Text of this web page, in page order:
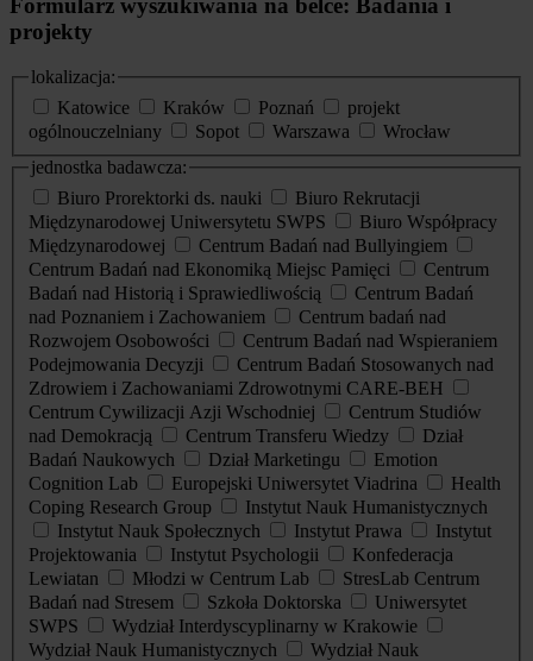
Formularz wyszukiwania na belce: Badania i
projekty
lokalizacja:
Katowice
Kraków Poznań
projekt
ogólnouczelniany
Sopot Warszawa
Wrocław
jednostka badawcza:
Biuro Prorektorki ds. nauki
Biuro Rekrutacji
Międzynarodowej Uniwersytetu SWPS
Biuro Współpracy
Międzynarodowej
Centrum Badań nad Bullyingiem
Centrum Badań nad Ekonomiką Miejsc Pamięci
Centrum
Badań nad Historią i Sprawiedliwością
Centrum Badań
nad Poznaniem i Zachowaniem
Centrum badań nad
Rozwojem Osobowości
Centrum Badań nad Wspieraniem
Podejmowania Decyzji
Centrum Badań Stosowanych nad
Zdrowiem i Zachowaniami Zdrowotnymi CARE-BEH
Centrum Cywilizacji Azji Wschodniej
Centrum Studiów
nad Demokracją
Centrum Transferu Wiedzy
Dział
Badań Naukowych
Dział Marketingu
Emotion
Cognition Lab
Europejski Uniwersytet Viadrina
Health
Coping Research Group
Instytut Nauk Humanistycznych
Instytut Nauk Społecznych
Instytut Prawa
Instytut
Projektowania
Instytut Psychologii
Konfederacja
Lewiatan
Młodzi w Centrum Lab
StresLab Centrum
Badań nad Stresem
Szkoła Doktorska
Uniwersytet
SWPS
Wydział Interdyscyplinarny w Krakowie
Wydział Nauk Humanistycznych
Wydział Nauk